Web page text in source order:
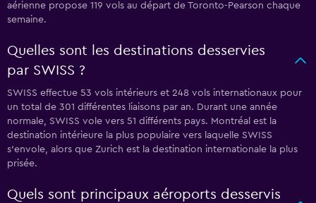
aérienne propose 119 vols au départ de Toronto-Pearson chaque
semaine.
Quelles sont les destinations desservies
par SWISS ?
SWISS effectue 53 vols intérieurs et 248 vols internationaux pour
un total de 301 différentes liaisons par an. Durant une année
normale, SWISS vole vers 51 différents pays. Montréal est la
destination intérieure la plus populaire vers laquelle SWISS
s'envole, alors que Zurich est la destination internationale la plus
prisée.
Quels sont principaux aéroports desservis